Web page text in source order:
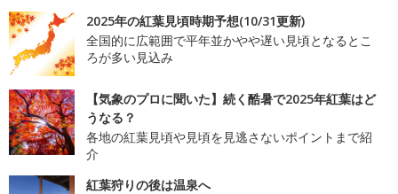
2025年の紅葉見頃時期予想(10/31更新)
全国的に広範囲で平年並かやや遅い見頃となるとこ
ろが多い見込み
【気象のプロに聞いた】続く酷暑で2025年紅葉はど
うなる？
各地の紅葉見頃や見頃を見逃さないポイントまで紹
介
紅葉狩りの後は温泉へ